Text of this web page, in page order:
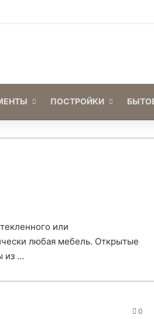
ПОСТРОЙКИ
или
любая мебель. Открытые
из …
0